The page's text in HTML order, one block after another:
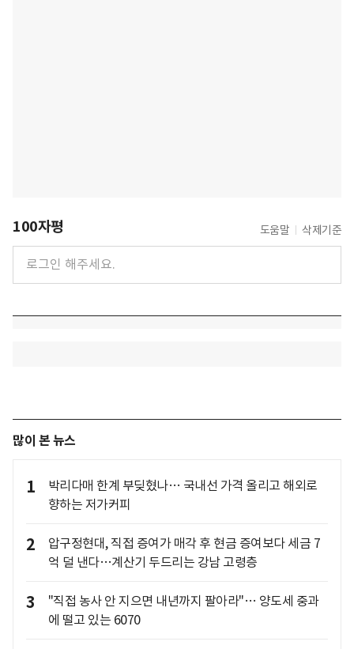
100자평 도움말 삭제기준
많이 본 뉴스
1
박리다매 한계 부딪혔나… 국내선 가격 올리고 해외로
향하는 저가커피
2
압구정현대, 직접 증여가 매각 후 현금 증여보다 세금 7
억 덜 낸다…계산기 두드리는 강남 고령층
3
"직접 농사 안 지으면 내년까지 팔아라"… 양도세 중과
에 떨고 있는 6070